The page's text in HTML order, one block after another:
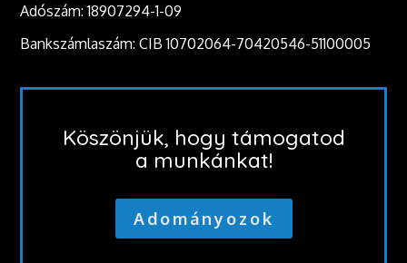
Adószám: 18907294-1-09
Bankszámlaszám: CIB 10702064-70420546-51100005
Köszönjük, hogy támogatod
a munkánkat!
Adományozok